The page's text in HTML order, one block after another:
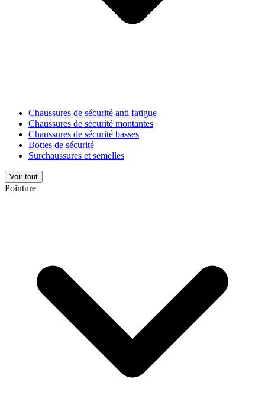
Chaussures de sécurité anti fatigue
Chaussures de sécurité montantes
Chaussures de sécurité basses
Bottes de sécurité
Surchaussures et semelles
Voir tout
Pointure